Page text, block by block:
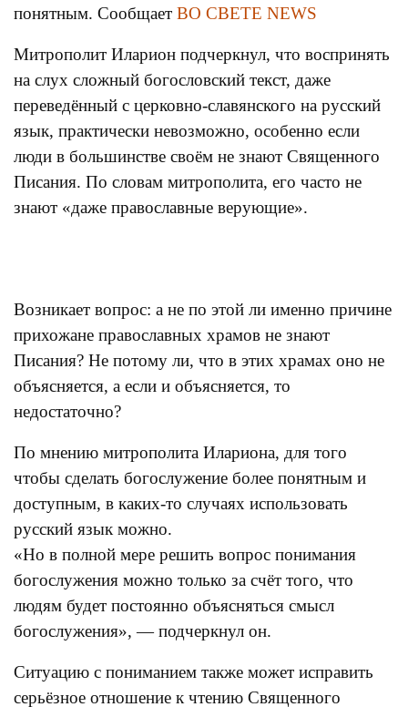
понятным. Сообщает ВО СВЕТЕ NEWS
Митрополит Иларион подчеркнул, что воспринять
на слух сложный богословский текст, даже
переведённый с церковно-славянского на русский
язык, практически невозможно, особенно если
люди в большинстве своём не знают Священного
Писания. По словам митрополита, его часто не
знают «даже православные верующие».
Возникает вопрос: а не по этой ли именно причине
прихожане православных храмов не знают
Писания? Не потому ли, что в этих храмах оно не
объясняется, а если и объясняется, то
недостаточно?
По мнению митрополита Илариона, для того
чтобы сделать богослужение более понятным и
доступным, в каких-то случаях использовать
русский язык можно.
«Но в полной мере решить вопрос понимания
богослужения можно только за счёт того, что
людям будет постоянно объясняться смысл
богослужения», — подчеркнул он.
Ситуацию с пониманием также может исправить
серьёзное отношение к чтению Священного